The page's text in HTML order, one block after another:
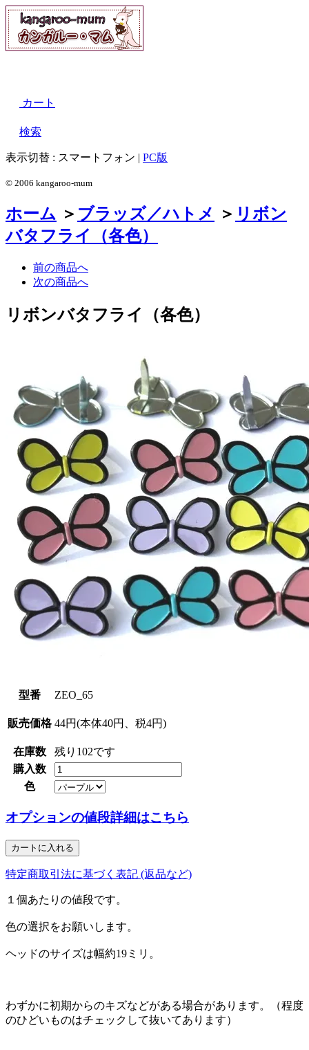
カート
検索
表示切替 : スマートフォン | PC版
© 2006 kangaroo-mum
ホーム ＞ ブラッズ／ハトメ ＞ リボン
バタフライ（各色）
前の商品へ
次の商品へ
リボンバタフライ（各色）
型番 ZEO_65
販売価格 44円(本体40円、税4円)
在庫数
残り102です
購入数
色
オプションの値段詳細はこちら
特定商取引法に基づく表記 (返品など)
１個あたりの値段です。
色の選択をお願いします。
ヘッドのサイズは幅約19ミリ。
わずかに初期からのキズなどがある場合があります。（程度
のひどいものはチェックして抜いてあります）